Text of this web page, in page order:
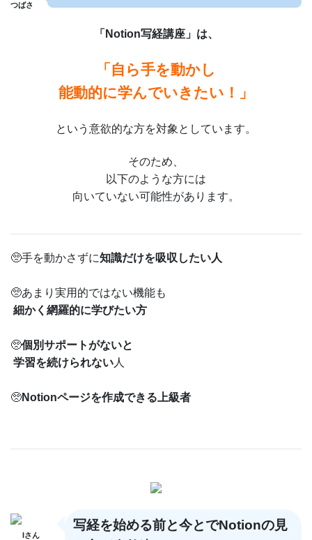
つばさ
「Notion写経講座」は、
「自ら手を動かし
能動的に学んでいきたい！」
という意欲的な方を対象としています。
そのため、
以下のような方には
向いていない可能性があります。
🥺手を動かさずに知識だけを吸収したい人
🥺あまり実用的ではない機能も
細かく網羅的に学びたい方
🥺個別サポートがないと
学習を続けられない人
🥺Notionページを作成できる上級者
Iさん
写経を始める前と今とでNotionの見